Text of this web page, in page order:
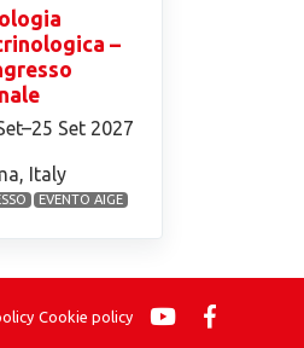
–
Set 2027
Italy
EVENTO AIGE
Cookie policy